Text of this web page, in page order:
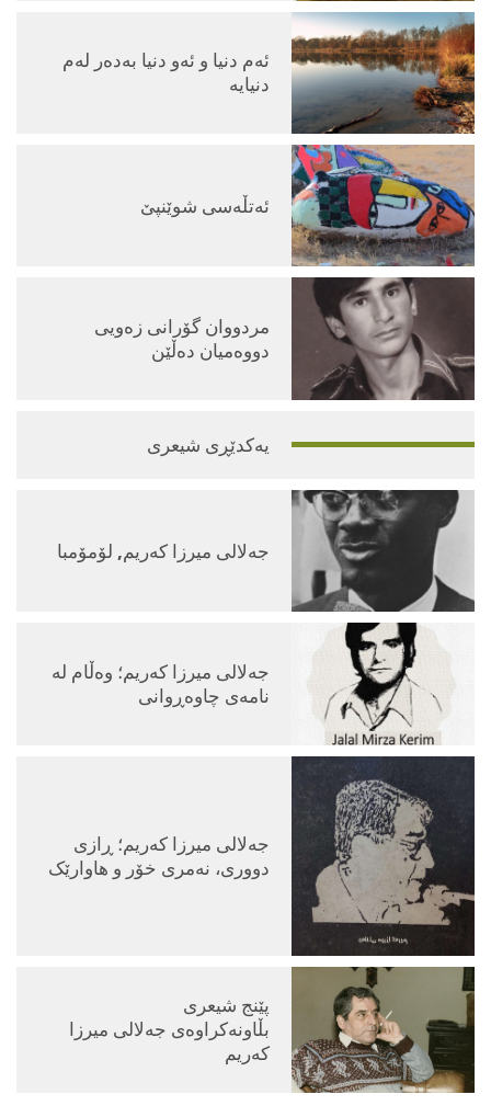
ئه‌م دنیا و ئه‌و دنیا به‌ده‌ر له‌م
دنیایه‌
ئه‌تڵه‌سی شوێنپێ
مردووان گۆرانی زه‌ویی
دووه‌میان دەڵێن
یەکدێڕی شیعری
جەلالی میرزا کەریم, لۆمۆمبا
جه‌لالی میرزا كه‌ریم؛ وەڵام لە
نامەی چاوەڕوانی
جەلالی میرزا کەریم؛ ڕازی
دووری، نەمری خۆر و هاوارێک
پێنج شیعری
بڵاونەکراوەی جەلالی میرزا
کەریم